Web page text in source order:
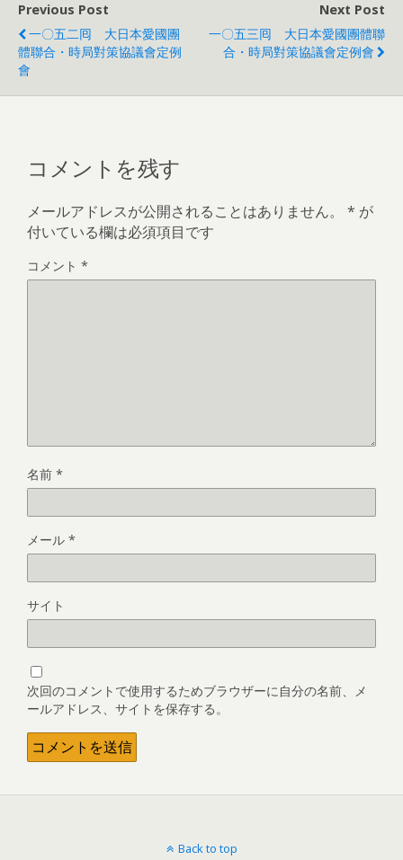
Previous Post
一〇五二囘 大日本愛國團
體聯合・時局對策協議會定例
會
Next Post
一〇五三囘 大日本愛國團體聯
合・時局對策協議會定例會
コメントを残す
メールアドレスが公開されることはありません。 * が
付いている欄は必須項目です
コメント *
名前 *
メール *
サイト
次回のコメントで使用するためブラウザーに自分の名前、メ
ールアドレス、サイトを保存する。
Back to top